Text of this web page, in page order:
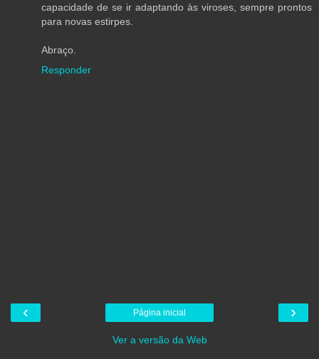
capacidade de se ir adaptando às viroses, sempre prontos
para novas estirpes.
Abraço.
Responder
‹ ›
Página inicial
Ver a versão da Web